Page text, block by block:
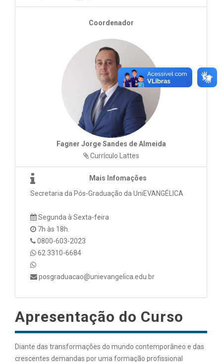
Coordenador
Fagner Jorge Sandes de Almeida
Currículo Lattes
Mais Infomações
Secretaria da Pós-Graduação da UniEVANGÉLICA
Segunda à Sexta-feira
7h às 18h.
0800-603-2023
62 3310-6684
posgraduacao@unievangelica.edu.br
Apresentação do Curso
Diante das transformações do mundo contemporâneo e das
crescentes demandas por uma formação profissional